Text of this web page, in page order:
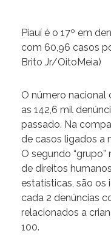
Piauí é o 17º em
com 60,96 casos
Brito Jr/OitoMeia)
O número nacional
as 142,6 mil
passado. Na
de casos ligados a
O segundo
de direitos
estatísticas, são os
cada 2 denúncias
relacionados a
100.